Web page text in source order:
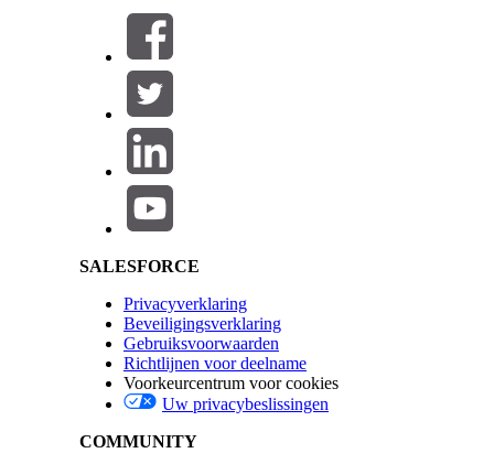
Deze tekst werd vertaald aan de hand van het systeem voor automatische vertaling van
Ze zijn ontworpen voor de beantwoording van
In-app dashboards met Tableau Next
U hebt toegang tot de in-app dashboards van
Ingebedde dashboards met Tableau Next
De Customer Lifecycle Analytics-app in Tableau
pagina's voor inzicht in klanttevredenheid en
HEEFT DIT ARTIKEL UW PROBLEEM OPGELOST?
Laat ons weten wat we kunnen doen om te verbeteren!
SALESFORCE
Privacyverklaring
Beveiligingsverklaring
Gebruiksvoorwaarden
Richtlijnen voor deelname
Voorkeurcentrum voor cookies
Uw privacybeslissingen
COMMUNITY
Salesforce Help | Article